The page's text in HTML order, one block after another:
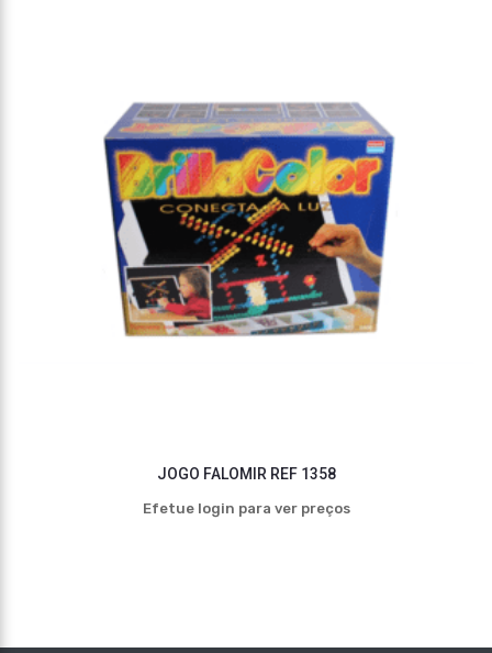
JOGO FALOMIR REF 1358
Efetue login para ver preços